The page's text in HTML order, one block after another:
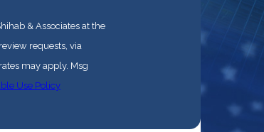
& Associates at the
requests, via
Use Policy